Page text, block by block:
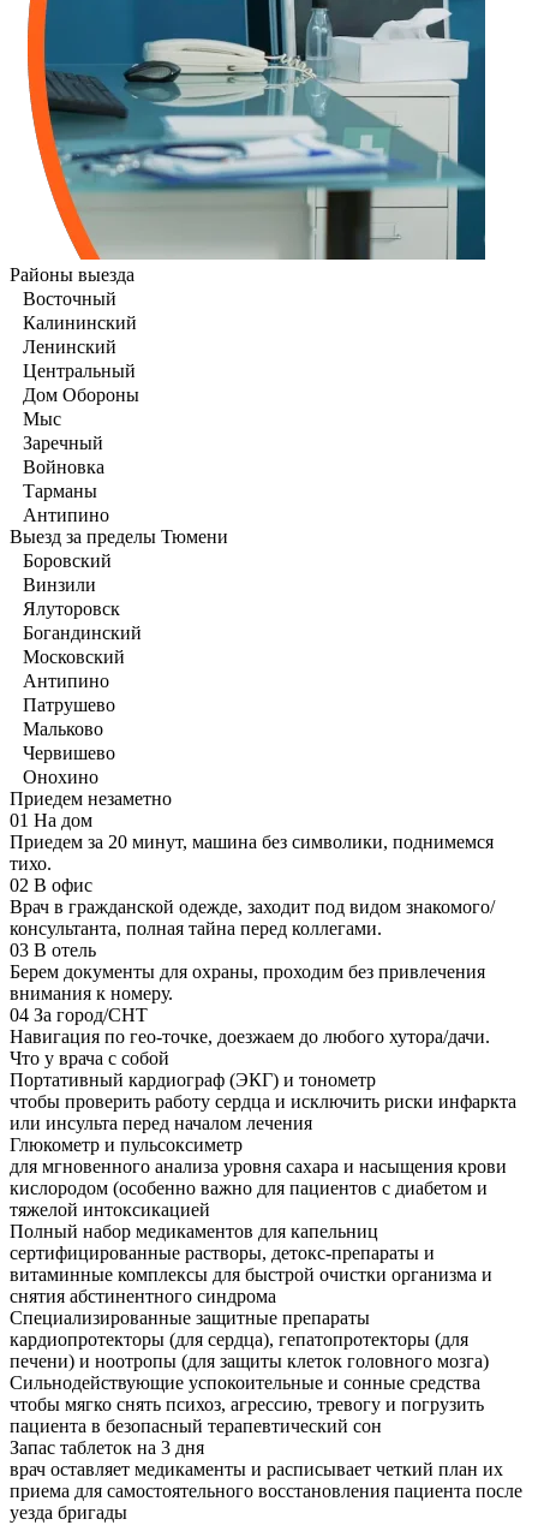
Районы выезда
Восточный
Калининский
Ленинский
Центральный
Дом Обороны
Мыс
Заречный
Войновка
Тарманы
Антипино
Выезд за пределы Тюмени
Боровский
Винзили
Ялуторовск
Богандинский
Московский
Антипино
Патрушево
Мальково
Червишево
Онохино
Приедем незаметно
01 На дом
Приедем за 20 минут, машина без символики, поднимемся
тихо.
02 В офис
Врач в гражданской одежде, заходит под видом знакомого/
консультанта, полная тайна перед коллегами.
03 В отель
Берем документы для охраны, проходим без привлечения
внимания к номеру.
04 За город/СНТ
Навигация по гео-точке, доезжаем до любого хутора/дачи.
Что у врача с собой
Портативный кардиограф (ЭКГ) и тонометр
чтобы проверить работу сердца и исключить риски инфаркта
или инсульта перед началом лечения
Глюкометр и пульсоксиметр
для мгновенного анализа уровня сахара и насыщения крови
кислородом (особенно важно для пациентов с диабетом и
тяжелой интоксикацией
Полный набор медикаментов для капельниц
сертифицированные растворы, детокс-препараты и
витаминные комплексы для быстрой очистки организма и
снятия абстинентного синдрома
Специализированные защитные препараты
кардиопротекторы (для сердца), гепатопротекторы (для
печени) и ноотропы (для защиты клеток головного мозга)
Сильнодействующие успокоительные и сонные средства
чтобы мягко снять психоз, агрессию, тревогу и погрузить
пациента в безопасный терапевтический сон
Запас таблеток на 3 дня
врач оставляет медикаменты и расписывает четкий план их
приема для самостоятельного восстановления пациента после
уезда бригады